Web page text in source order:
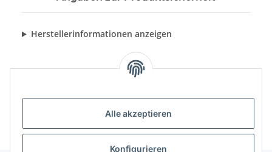
Alle akzeptieren
Konfigurieren
Herstellerinformationen anzeigen